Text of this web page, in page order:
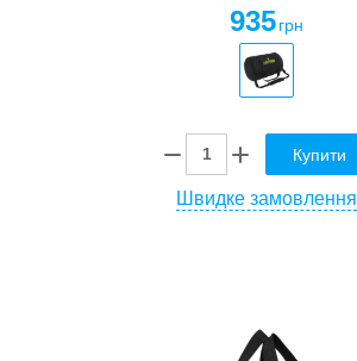
935 грн
Купити
Швидке замовлення